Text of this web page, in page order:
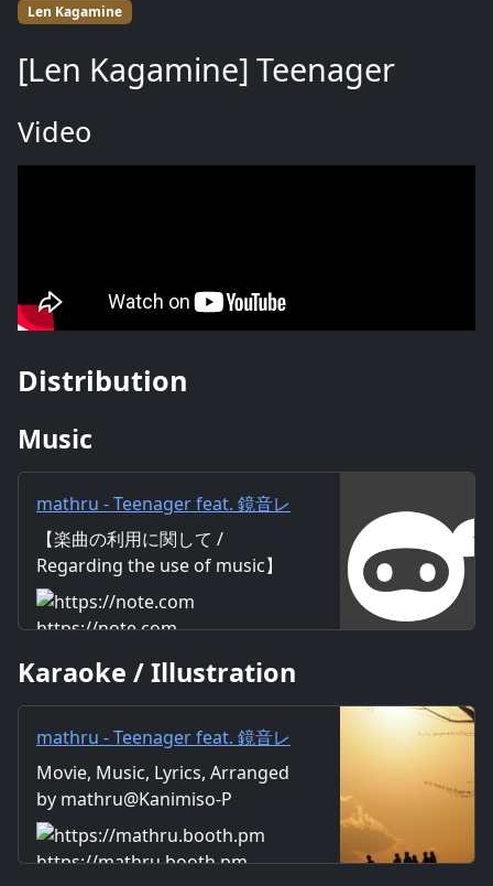
Len Kagamine
[Len Kagamine] Teenager
Video
Distribution
Music
mathru - Teenager feat. 鏡音レ
ン - Teenager feat. Len
Kagamine｜mathru
【楽曲の利用に関して /
Regarding the use of music】
https://mathru.net/terms/musi
c 【歌詞 / Lyrics】 Lyrics：
Arrange：mathru Sing：Len
ない影が 自転車押しながら 家
路へ向かって歩いた 何気ない会
話 だけど楽しかった 君の持つ
笑顔がキラキラ時折輝いた 青い
空浮かぶ白い雲 眩しい陽射
し 蝉の声 森のささやく音 川
https://note.com
Karaoke / Illustration
mathru - Teenager feat. 鏡音レ
ン - Teenager feat. Len
Kagamine - mathruねっと -
BOOTH
Movie, Music, Lyrics, Arranged
by mathru@Kanimiso-P
https://mathru.booth.pm